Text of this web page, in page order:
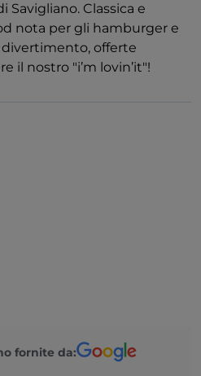
Savigliano. Classica e
nota per gli hamburger e
divertimento, offerte
il nostro "i’m lovin’it"!
fornite da: